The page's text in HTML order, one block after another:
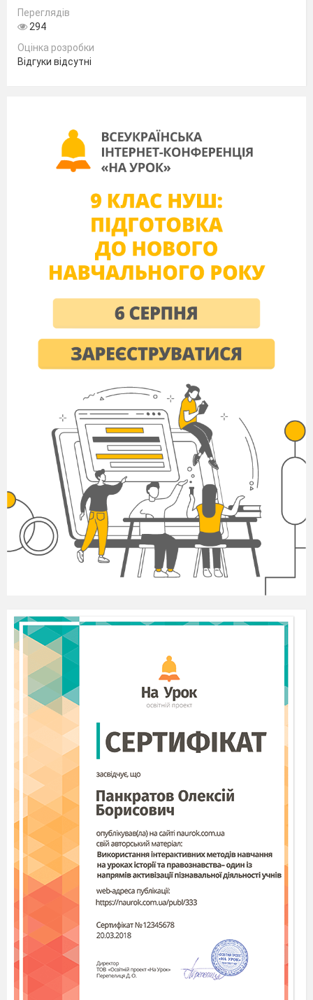
Переглядів
294
Оцінка розробки
Відгуки відсутні